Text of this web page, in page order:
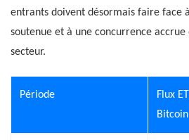
entrants doivent désormais faire face
soutenue et à une concurrence
secteur.
Période
Flux
Bitcoin